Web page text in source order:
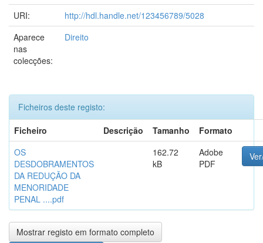
URI:
http://hdl.handle.net/123456789/5028
Aparece
nas
colecções:
Direito
Ficheiros deste registo:
Ficheiro
Descrição Tamanho
Formato
OS
DESDOBRAMENTOS
DA REDUÇÃO DA
MENORIDADE
PENAL ....pdf
162.72
kB
Adobe
PDF
Mostrar registo em formato completo